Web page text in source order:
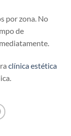
por zona. No
de
clínica estética